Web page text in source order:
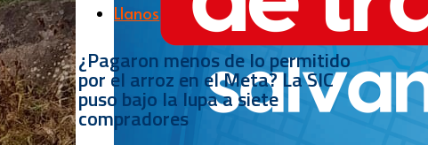
Llanos
¿Pagaron menos de lo permitido
por el arroz en el Meta? La SIC
puso bajo la lupa a siete
compradores